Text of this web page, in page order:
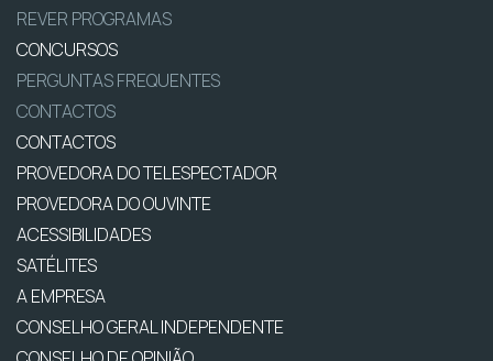
REVER PROGRAMAS
CONCURSOS
PERGUNTAS FREQUENTES
CONTACTOS
CONTACTOS
PROVEDORA DO TELESPECTADOR
PROVEDORA DO OUVINTE
ACESSIBILIDADES
SATÉLITES
A EMPRESA
CONSELHO GERAL INDEPENDENTE